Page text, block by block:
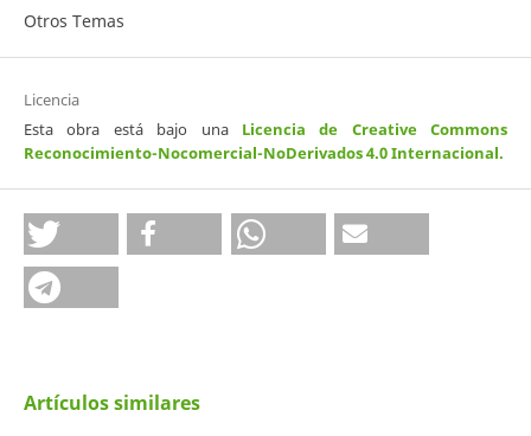
Otros Temas
Licencia
Esta obra está bajo una Licencia de Creative Commons
Reconocimiento-Nocomercial-NoDerivados 4.0 Internacional.
Artículos similares